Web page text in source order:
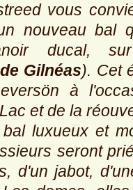
vous
nouveau bal
ducal,
Gilnéas). Cet
à
et de la
luxueux et
seront
d'un jabot,